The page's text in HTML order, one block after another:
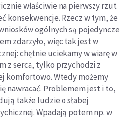
właściwie na pierwszy rzut
konsekwencje. Rzecz w tym, że
ogólnych są pojedyncze
zdarzyło, więc tak jest w
chętnie uciekamy w wiarę w
z serca, tylko przychodzi z
komfortowo. Wtedy możemy
nawracać. Problemem jest i to,
także ludzie o słabej
Wpadają potem np. w